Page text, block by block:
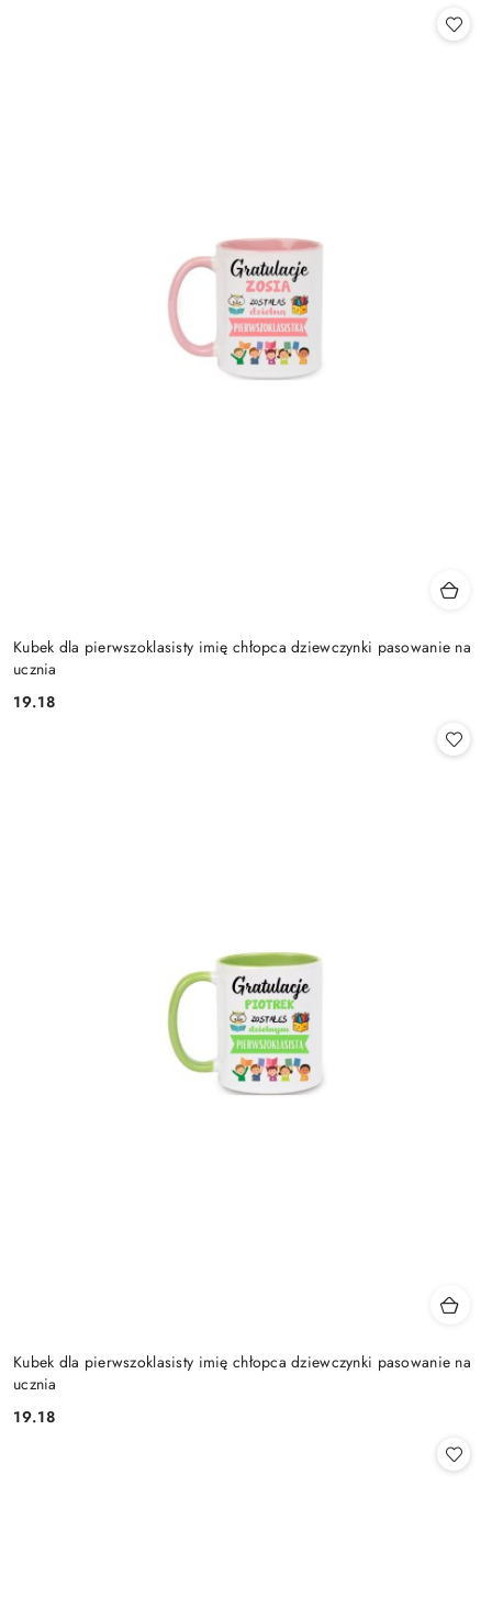
Kubek dla pierwszoklasisty imię chłopca dziewczynki pasowanie na
ucznia
Cena:
19.18
Kubek dla pierwszoklasisty imię chłopca dziewczynki pasowanie na
ucznia
Cena:
19.18